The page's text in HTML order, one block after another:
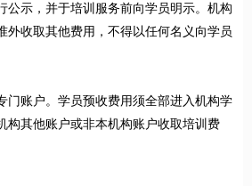
公示，并于培训服务前向学员明示。机构
外收取其他费用，不得以任何名义向学员
账户。学员预收费用须全部进入机构学
构其他账户或非本机构账户收取培训费